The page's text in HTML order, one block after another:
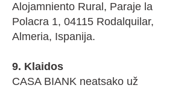
Alojamniento Rural, Paraje la
Polacra 1, 04115 Rodalquilar,
Almeria, Ispanija.
9. Klaidos
CASA BIANK neatsako už